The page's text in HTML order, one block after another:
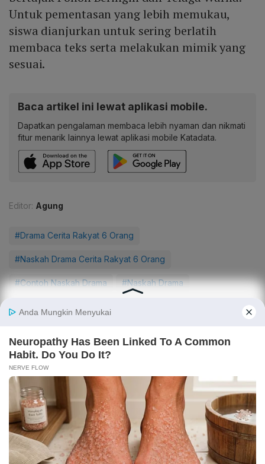
Untuk pementasan yang lebih memukau,
siswa dianjurkan untuk sering berlatih
membaca teks serta melakukan mimik yang
sesuai.
Baca artikel ini lewat aplikasi mobile.
Dapatkan pengalaman membaca lebih nyaman dan nikmati
fitur menarik lainnya lewat aplikasi mobile Katadata.
Editor: Agung
#Drama Cerita Rakyat 6 Orang
#Naskah Drama Cerita Rakyat 6 Orang
#Contoh Naskah Drama #Naskah Drama
CEK JUGA DATA INI